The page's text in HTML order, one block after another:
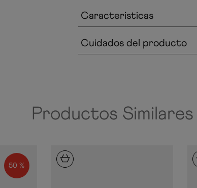
Caracteristicas
Cuidados del producto
Productos Similares
50 %